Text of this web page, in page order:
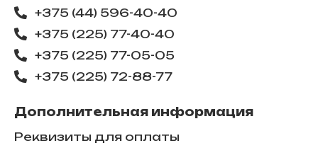
+375 (44) 596-40-40
+375 (225) 77-40-40
+375 (225) 77-05-05
+375 (225) ​72-88-77
Дополнительная информация
Реквизиты для оплаты